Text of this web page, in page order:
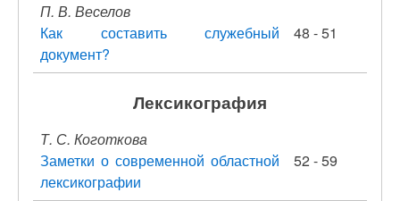
П. В. Веселов
Как составить служебный
документ?
48 - 51
Лексикография
Т. С. Коготкова
Заметки о современной областной
лексикографии
52 - 59